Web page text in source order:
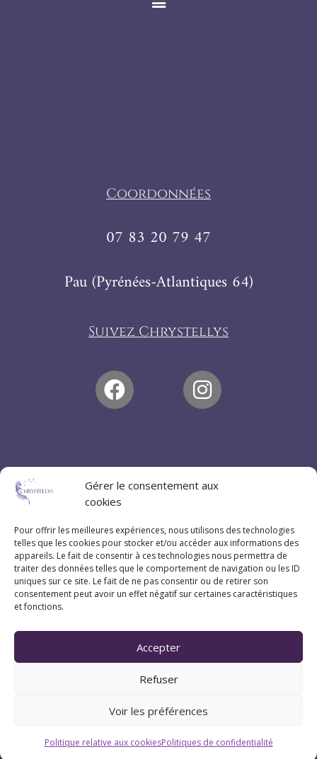
Gérer le consentement aux
cookies
Pour offrir les meilleures expériences, nous utilisons des technologies
telles que les cookies pour stocker et/ou accéder aux informations des
appareils. Le fait de consentir à ces technologies nous permettra de
traiter des données telles que le comportement de navigation ou les ID
uniques sur ce site. Le fait de ne pas consentir ou de retirer son
consentement peut avoir un effet négatif sur certaines caractéristiques
et fonctions.
Accepter
Refuser
Voir les préférences
Politique relative aux cookiesPolitiques de confidentialité
Coordonnées
07 83 20 79 47
Pau (Pyrénées-Atlantiques 64)
Suivez Chrystellys
Du lundi au vendredi : 9h-12h / 13h-18h
Le samedi : 9h-12h